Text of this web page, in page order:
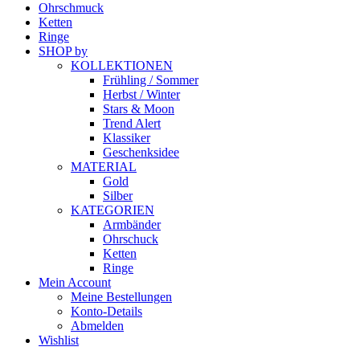
Ohrschmuck
Ketten
Ringe
SHOP by
KOLLEKTIONEN
Frühling / Sommer
Herbst / Winter
Stars & Moon
Trend Alert
Klassiker
Geschenksidee
MATERIAL
Gold
Silber
KATEGORIEN
Armbänder
Ohrschuck
Ketten
Ringe
Mein Account
Meine Bestellungen
Konto-Details
Abmelden
Wishlist